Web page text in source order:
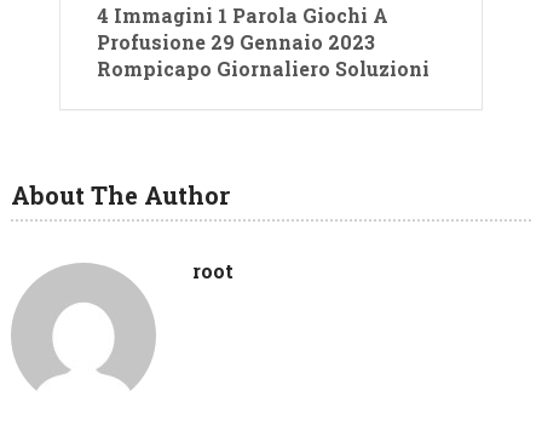
4 Immagini 1 Parola Giochi A
Profusione 29 Gennaio 2023
Rompicapo Giornaliero Soluzioni
About The Author
root